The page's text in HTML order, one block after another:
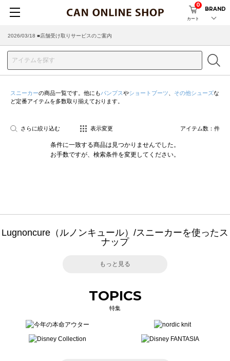
カート
0
BRAND
2026/03/18 ■店舗受け取りサービスのご案内
スニーカーの商品一覧です。他にもパンプスやショートブーツ その他シューズな
ど定番アイテムを多数取り揃えております。
さらに絞り込む 表示変更 アイテム数： 件
条件に一致する商品は見つかりませんでした。
お手数ですが、検索条件を変更してください。
Lugnoncure（ルノンキュール）/スニーカーを使ったス
ナップ
もっと見る
TOPICS
特集